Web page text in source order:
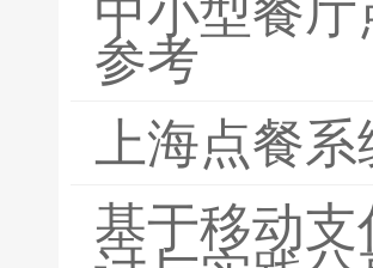
中小型餐
参考
上海点餐
基于移动